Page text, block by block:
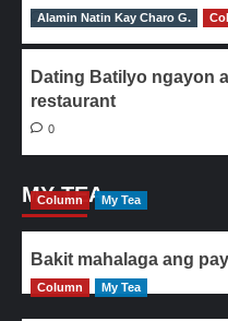
0
Alamin Natin Kay Charo G.
Dating Batilyo ngayon
restaurant
0
MY TEA
Column My Tea
Bakit mahalaga ang
Column My Tea